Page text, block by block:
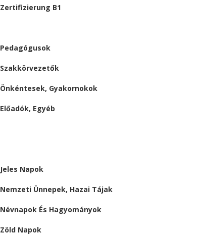
Zertifizierung B1
Pedagógusok
Szakkörvezetők
Önkéntesek, Gyakornokok
Előadók, Egyéb
Jeles Napok
Nemzeti Ünnepek, Hazai Tájak
Névnapok És Hagyományok
Zöld Napok